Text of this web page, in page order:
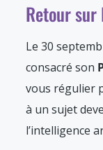
Retour
Le 30
consacré son
vous régulier
à un sujet
l’intelligence